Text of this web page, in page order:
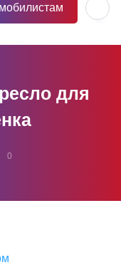
для
0